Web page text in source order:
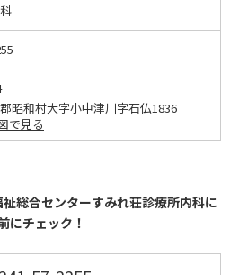
昭和村大字小中津川字石仏1836
で見る
総合センターすみれ荘診療所内科に
にチェック！